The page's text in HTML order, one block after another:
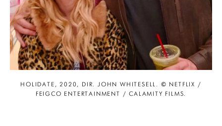
HOLIDATE, 2020, DIR. JOHN WHITESELL. © NETFLIX /
FEIGCO ENTERTAINMENT / CALAMITY FILMS.